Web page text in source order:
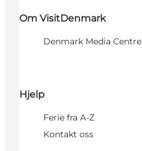
Om VisitDenmark
Denmark Media Centre
Hjelp
Ferie fra A-Z
Kontakt oss